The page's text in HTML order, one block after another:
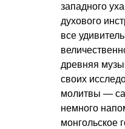
западного
духового
все
древняя
своих
молитвы —
немного
монгольское